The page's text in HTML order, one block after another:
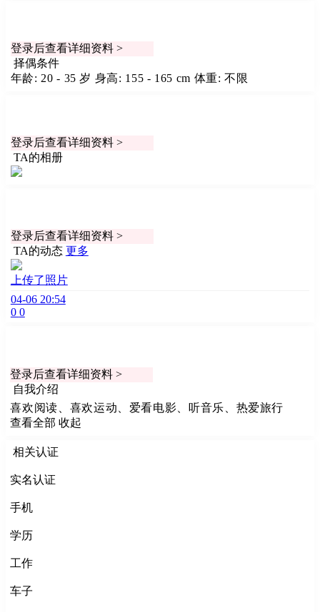
登录后查看详细资料 >
择偶条件
年龄: 20 - 35 岁 身高: 155 - 165 cm 体重: 不限
登录后查看详细资料 >
TA的相册
登录后查看详细资料 >
TA的动态 更多
上传了照片
04-06 20:54
0 0
登录后查看详细资料 >
自我介绍
喜欢阅读、喜欢运动、爱看电影、听音乐、热爱旅行
查看全部收起
相关认证
实名认证
手机
学历
工作
车子